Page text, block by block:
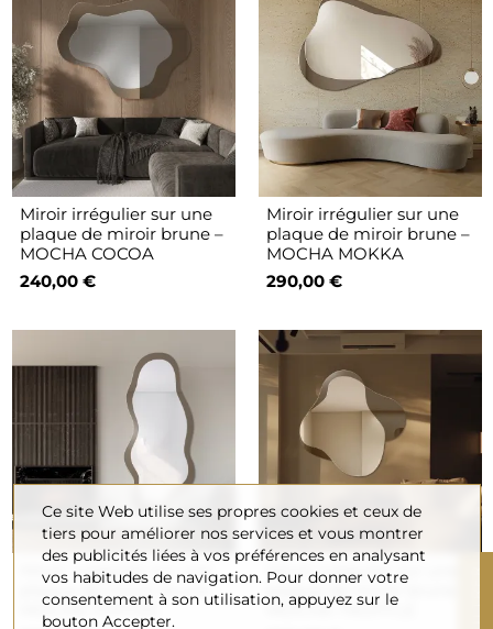
Miroir irrégulier sur une
plaque de miroir brune –
MOCHA COCOA
240,00 €
Miroir irrégulier sur une
plaque de miroir brune –
MOCHA MOKKA
290,00 €
Miroir irrégulier sur une
plaque de miroir brune –
MOCHA TOFFEE
Miroir irrégulier sur une
plaque de miroir brune –
MOCHA TRUFFLE
Ce site Web utilise ses propres cookies et ceux de
tiers pour améliorer nos services et vous montrer
des publicités liées à vos préférences en analysant
vos habitudes de navigation. Pour donner votre
consentement à son utilisation, appuyez sur le
bouton Accepter.